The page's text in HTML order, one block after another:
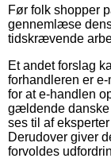
Før folk shopper
gennemlæse
tidskrævende
Et andet forslag
forhandleren er
for at e-handlen
gældende danske
ses til af
Derudover giver
forvoldes